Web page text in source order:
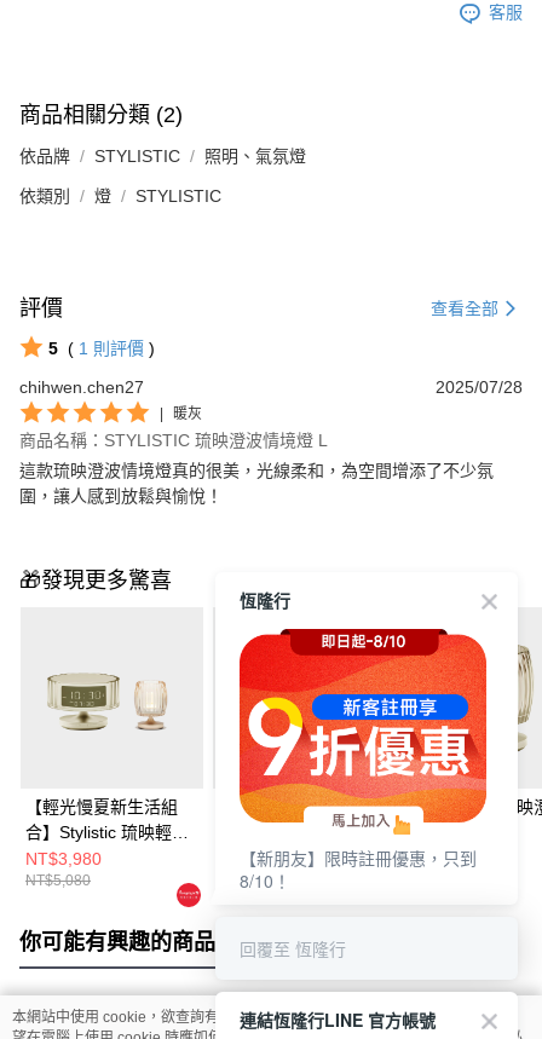
客服
商品相關分類 (2)
依品牌 STYLISTIC 照明、氣氛燈
依類別 燈 STYLISTIC
評價 查看全部
5 ( 1 則評價 )
chihwen.chen27
2025/07/28
暖灰
商品名稱：STYLISTIC 琉映澄波情境燈 L
這款琉映澄波情境燈真的很美，光線柔和，為空間增添了不少氛
圍，讓人感到放鬆與愉悅！
🎁發現更多驚喜
【輕光慢夏新生活組
合】Stylistic 琉映輕觸
喚醒鬧鐘+琉映澄波情
境燈 M
NT$3,980
NT$5,080
【典雅Dream組合】
STYLISTIC 琉映情境
燭燈+ 琉映澄波情境燈
M+L
NT$5,280
NT$7,380
STYLISTIC 琉映
情境燈 M
NT$1,680
你可能有興趣的商品 全站排行
本網站中使用 cookie，欲查詢有關本網站使用 cookie 方式之詳情，及若您不希
恆隆行
【新朋友】限時註冊優惠，只到
8/10！
回覆至 恆隆行
連結恆隆行LINE 官方帳號